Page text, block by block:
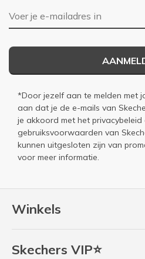
Winkels
Skechers VIP⭐
E-mailadres
*Door jezelf aan te melden met
aan dat je de e-mails van
je akkoord met het privacybeleid
gebruiksvoorwaarden van
kunnen uitgesloten zijn van
voor meer informatie.